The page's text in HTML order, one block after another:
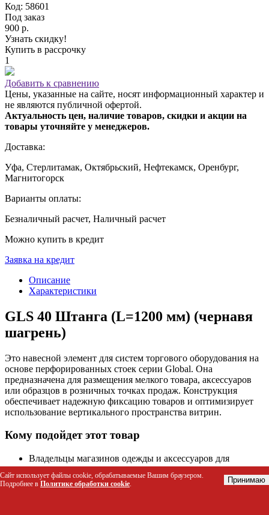
Код: 58601
Под заказ
900 р.
Узнать скидку!
Купить в рассрочку
1
Добавить к сравнению
Цены, указанные на сайте, носят информационный характер и
не являются публичной офертой.
Актуальность цен, наличие товаров, скидки и акции на
товары уточняйте у менеджеров.
Доставка:
Уфа, Стерлитамак, Октябрьский, Нефтекамск, Оренбург,
Магнитогорск
Варианты оплаты:
Безналичный расчет, Наличный расчет
Можно купить в кредит
Заявка на кредит
Описание
Характеристики
GLS 40 Штанга (L=1200 мм) (чернавя
шагрень)
Это навесной элемент для систем торгового оборудования на
основе перфорированных стоек серии Global. Она
предназначена для размещения мелкого товара, аксессуаров
или образцов в розничных точках продаж. Конструкция
обеспечивает надежную фиксацию товаров и оптимизирует
использование вертикального пространства витрин.
Кому подойдет этот товар
Владельцы магазинов одежды и аксессуаров для
организации зон с галстуками, ремнями или
украшениями.
Менеджеры по мерчандайзингу для создания
Сайт использует файлы cookie, обрабатываемые Вашим браузером.
Подробнее в Политике обработки cookie. Принимаю